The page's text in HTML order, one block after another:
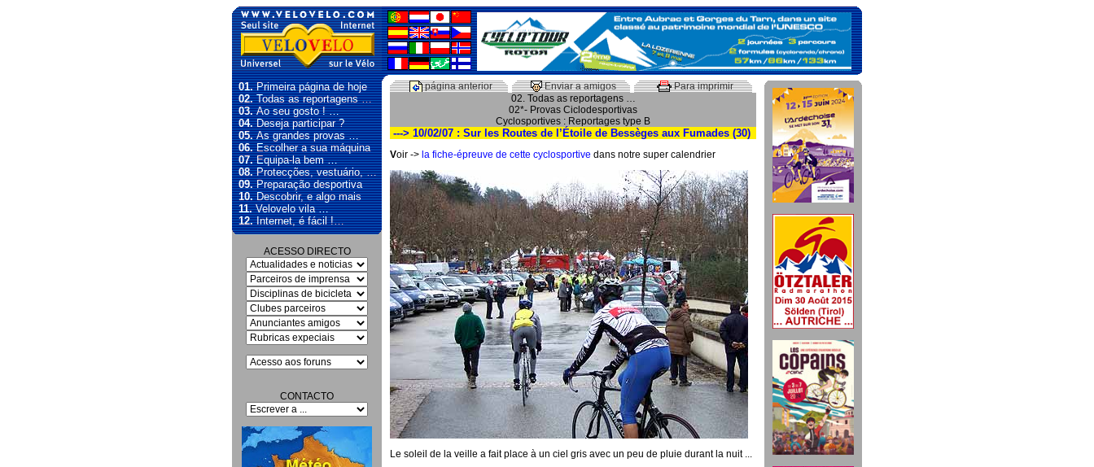
01.Primeira página de hoje
02.Todas as reportagens …
03.Ao seu gosto ! …
04.Deseja participar ?
05.As grandes provas …
06.Escolher a sua máquina
07.Equipa-la bem …
08.Protecções, vestuário, …
09.Preparação desportiva
10.Descobrir, e algo mais
11.Velovelo vila …
12.Internet, é fácil !…
ACESSO DIRECTO
CONTACTO
página anterior Enviar a amigos
Para imprimir
02. Todas as reportagens …
02*- Provas Ciclodesportivas
Cyclosportives : Reportages type B
---> 10/02/07 : Sur les Routes de l’Étoile de Bessèges aux Fumades (30)
Voir -> la fiche-épreuve de cette cyclosportive dans notre super calendrier
Le soleil de la veille a fait place à un ciel gris avec un peu de pluie durant la nuit ...